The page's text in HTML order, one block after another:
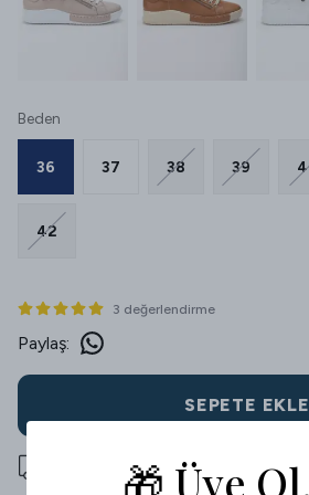
Beden
36 37 38 39
42
3 değerlendirme
Paylaş:
SEPETE EKLE
500 TL üzeri ücretsiz kargo
🎁 Üye